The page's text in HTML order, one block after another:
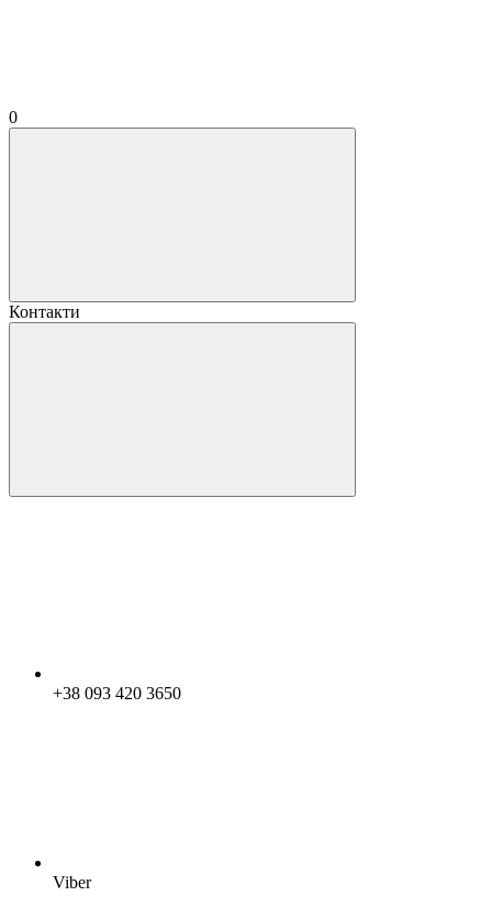
0
Контакти
+38 093 420 3650
Viber